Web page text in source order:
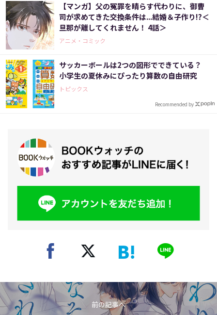
【マンガ】父の冤罪を晴らす代わりに、御曹
司が求めてきた交換条件は...結婚＆子作り!?＜
旦那が離してくれません！ 4話＞
アニメ・コミック
サッカーボールは2つの図形でできている？
小学生の夏休みにぴったり算数の自由研究
トピックス
Recommended by
前の記事へ